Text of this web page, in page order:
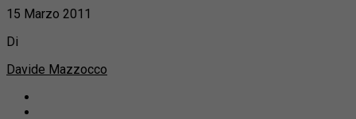
15 Marzo 2011
Di
Davide Mazzocco